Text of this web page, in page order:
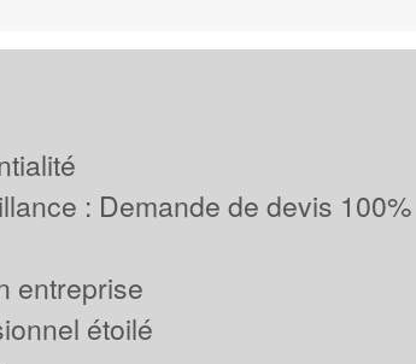
: Demande de devis 100%
entreprise
étoilé